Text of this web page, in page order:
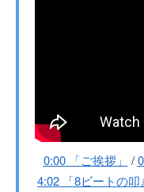
0:00 「ご挨拶」 /
4:02 「8ビートの叩